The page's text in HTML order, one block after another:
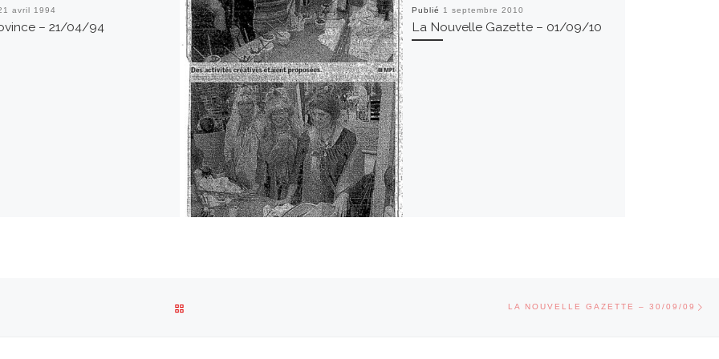
avril 1994
– 21/04/94
Publié 1 septembre 2010
La Nouvelle Gazette – 01/09/10
LA NOUVELLE GAZETTE – 30/09/09